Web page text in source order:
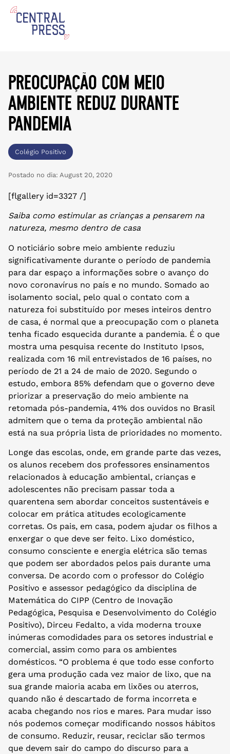
preocupação com meio
ambiente reduz durante
pandemia
Colégio Positivo
Postado no dia: August 20, 2020
[flgallery id=3327 /]
Saiba como estimular as crianças a pensarem na
natureza, mesmo dentro de casa
O noticiário sobre meio ambiente reduziu
significativamente durante o período de pandemia
para dar espaço a informações sobre o avanço do
novo coronavírus no país e no mundo. Somado ao
isolamento social, pelo qual o contato com a
natureza foi substituído por meses inteiros dentro
de casa, é normal que a preocupação com o planeta
tenha ficado esquecida durante a pandemia. É o que
mostra uma pesquisa recente do Instituto Ipsos,
realizada com 16 mil entrevistados de 16 países, no
período de 21 a 24 de maio de 2020. Segundo o
estudo, embora 85% defendam que o governo deve
priorizar a preservação do meio ambiente na
retomada pós-pandemia, 41% dos ouvidos no Brasil
admitem que o tema da proteção ambiental não
está na sua própria lista de prioridades no momento.
Longe das escolas, onde, em grande parte das vezes,
os alunos recebem dos professores ensinamentos
relacionados à educação ambiental, crianças e
adolescentes não precisam passar toda a
quarentena sem abordar conceitos sustentáveis e
colocar em prática atitudes ecologicamente
corretas. Os pais, em casa, podem ajudar os filhos a
enxergar o que deve ser feito. Lixo doméstico,
consumo consciente e energia elétrica são temas
que podem ser abordados pelos pais durante uma
conversa. De acordo com o professor do Colégio
Positivo e assessor pedagógico da disciplina de
Matemática do CIPP (Centro de Inovação
Pedagógica, Pesquisa e Desenvolvimento do Colégio
Positivo), Dirceu Fedalto, a vida moderna trouxe
inúmeras comodidades para os setores industrial e
comercial, assim como para os ambientes
domésticos. “O problema é que todo esse conforto
gera uma produção cada vez maior de lixo, que na
sua grande maioria acaba em lixões ou aterros,
quando não é descartado de forma incorreta e
acaba chegando nos rios e mares. Para mudar isso
nós podemos começar modificando nossos hábitos
de consumo. Reduzir, reusar, reciclar são termos
que devem sair do campo do discurso para a